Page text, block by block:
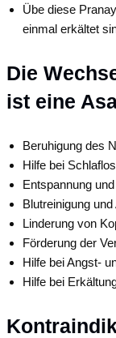
Übe diese
einmal erkältet
Die
ist eine
Beruhigung des
Hilfe bei
Entspannung
Blutreinigung
Linderung von
Förderung der
Hilfe bei Angst-
Hilfe bei